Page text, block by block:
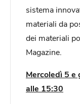
sistema
materiali da
dei materiali
Magazine.
Mercoledì 5 e
alle 15:30